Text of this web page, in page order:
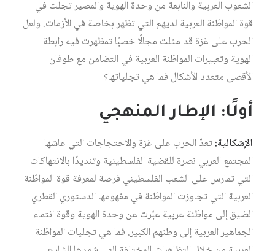
الشعوب العربية والنابعة من وحدة الهوية والمصير تجلت في
قوة المواطَنة العربية لديهم التي تظهر بخاصة في الأزمات. ولعل
الحرب على غزة قد مثلت مجالًا خصبًا تمظهرت فيه رابطة
الهوية وتعبيرات المواطَنة العربية في التضامن مع طوفان
الأقصى متعدد الأشكال فما هي تجلياتها؟
أولًا: الإطار المنهجي
الإشكالية:تعدّ الحرب على غزة والاحتجاجات التي عاشها
المجتمع العربي نصرة للقضية الفلسطينية وتنديدًا بالانتهاكات
التي تمارس على الشعب الفلسطيني فرصة لمعرفة قوة المواطَنة
العربية التي تجاوزت المواطَنة في مفهومها الدستوري القطري
الضيق إلى مواطَنة عربية عبّرت عن وحدة الهوية وقوة انتماء
الجماهير العربية إلى وطنهم الكبير. فما هي تجليات المواطَنة